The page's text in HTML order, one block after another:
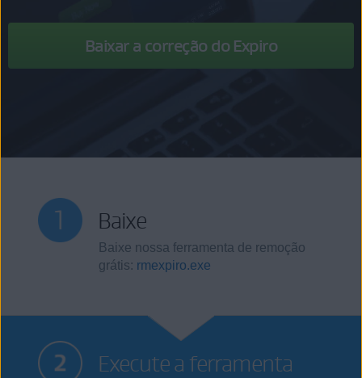
Baixar a correção do Expiro
Baixe
Baixe nossa ferramenta de remoção
grátis: rmexpiro.exe
Execute a ferramenta